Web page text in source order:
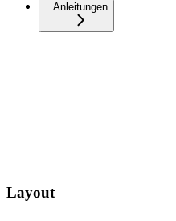
Anleitungen
Layout